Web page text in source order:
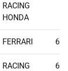
RACING
HONDA
FERRARI 69
RACING 69